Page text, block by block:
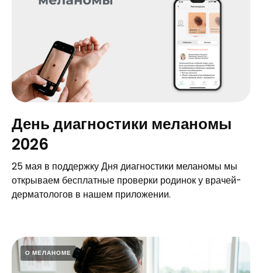
День диагностики меланомы
2026
25 мая в поддержку Дня диагностики меланомы мы
открываем бесплатные проверки родинок у врачей-
дерматологов в нашем приложении.
О МЕЛАНОМЕ